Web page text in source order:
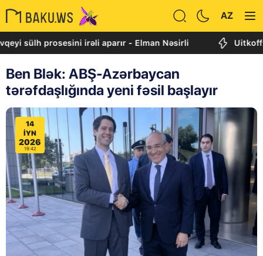
AZ
prosesini irəli aparır - Elman Nəsirli Uitkoff:
Ben Blək: ABŞ-Azərbaycan
tərəfdaşlığında yeni fəsil başlayır
14
IYN
2026
19:42